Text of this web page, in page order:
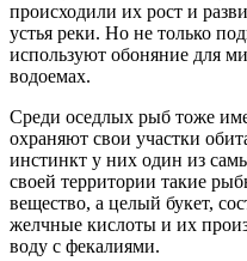
происходили их рост и
устья реки. Но не только
используют обоняние для
водоемах.
Среди оседлых рыб тоже
охраняют свои участки
инстинкт у них один из
своей территории такие
вещество, а целый букет,
желчные кислоты и их
воду с фекалиями.